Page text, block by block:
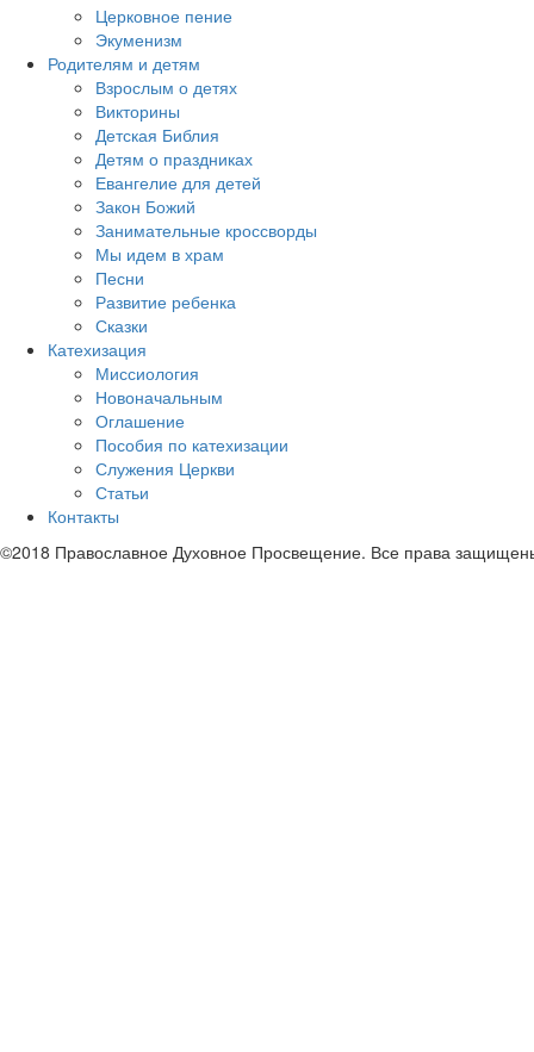
Церковное пение
Экуменизм
Родителям и детям
Взрослым о детях
Викторины
Детская Библия
Детям о праздниках
Евангелие для детей
Закон Божий
Занимательные кроссворды
Мы идем в храм
Песни
Развитие ребенка
Сказки
Катехизация
Миссиология
Новоначальным
Оглашение
Пособия по катехизации
Служения Церкви
Статьи
Контакты
©2018 Православное Духовное Просвещение. Все права